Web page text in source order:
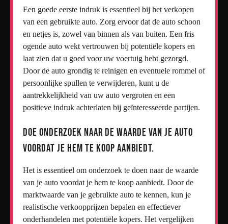
Een goede eerste indruk is essentieel bij het verkopen
van een gebruikte auto. Zorg ervoor dat de auto schoon
en netjes is, zowel van binnen als van buiten. Een fris
ogende auto wekt vertrouwen bij potentiële kopers en
laat zien dat u goed voor uw voertuig hebt gezorgd.
Door de auto grondig te reinigen en eventuele rommel of
persoonlijke spullen te verwijderen, kunt u de
aantrekkelijkheid van uw auto vergroten en een
positieve indruk achterlaten bij geïnteresseerde partijen.
Doe onderzoek naar de waarde van je auto
voordat je hem te koop aanbiedt.
Het is essentieel om onderzoek te doen naar de waarde
van je auto voordat je hem te koop aanbiedt. Door de
marktwaarde van je gebruikte auto te kennen, kun je
realistische verkoopprijzen bepalen en effectiever
onderhandelen met potentiële kopers. Het vergelijken